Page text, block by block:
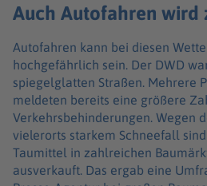
Auch Autofahren wird
Autofahren kann bei diesen
hochgefährlich sein. Der DWD
spiegelglatten Straßen. Mehrere
meldeten bereits eine größere
Verkehrsbehinderungen. Wegen
vielerorts starkem Schneefall
Taumittel in zahlreichen
ausverkauft. Das ergab eine